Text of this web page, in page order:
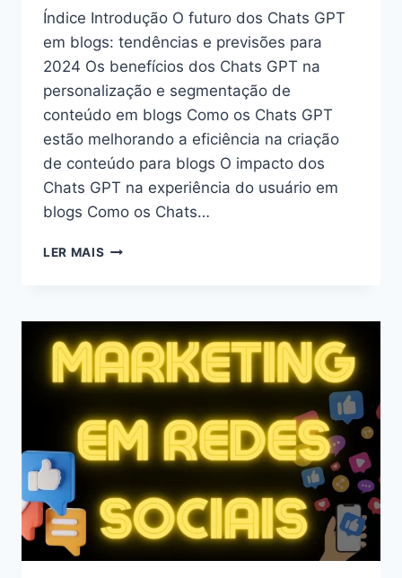
Índice Introdução O futuro dos Chats GPT
em blogs: tendências e previsões para
2024 Os benefícios dos Chats GPT na
personalização e segmentação de
conteúdo em blogs Como os Chats GPT
estão melhorando a eficiência na criação
de conteúdo para blogs O impacto dos
Chats GPT na experiência do usuário em
blogs Como os Chats…
LER MAIS
GPT
PARA
BLOGS
EM